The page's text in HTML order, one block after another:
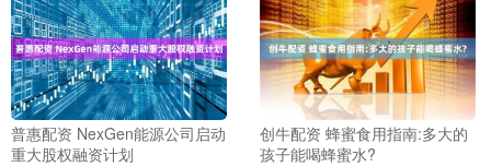
普惠配资 NexGen能源公司启动
重大股权融资计划
创牛配资 蜂蜜食用指南:多大的
孩子能喝蜂蜜水?